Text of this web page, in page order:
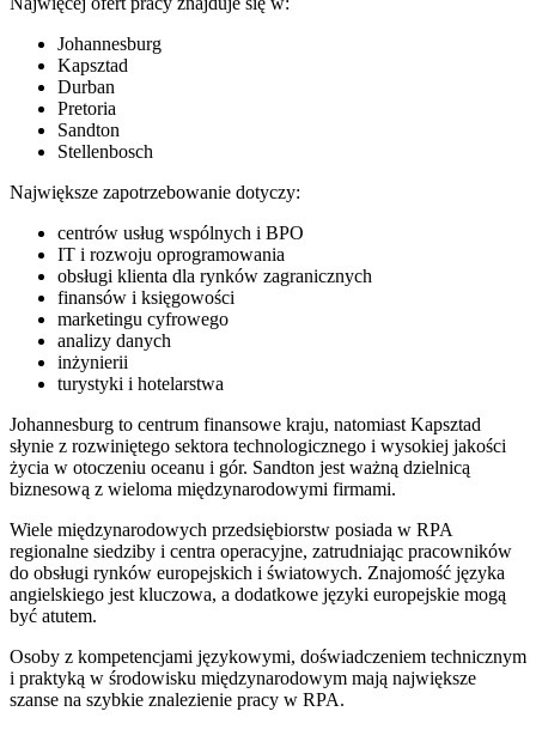
Johannesburg
Kapsztad
Durban
Pretoria
Sandton
Stellenbosch
Największe zapotrzebowanie dotyczy:
centrów usług wspólnych i BPO
IT i rozwoju oprogramowania
obsługi klienta dla rynków zagranicznych
finansów i księgowości
marketingu cyfrowego
analizy danych
inżynierii
turystyki i hotelarstwa
Johannesburg to centrum finansowe kraju, natomiast Kapsztad
słynie z rozwiniętego sektora technologicznego i wysokiej jakości
życia w otoczeniu oceanu i gór. Sandton jest ważną dzielnicą
biznesową z wieloma międzynarodowymi firmami.
Wiele międzynarodowych przedsiębiorstw posiada w RPA
regionalne siedziby i centra operacyjne, zatrudniając pracowników
do obsługi rynków europejskich i światowych. Znajomość języka
angielskiego jest kluczowa, a dodatkowe języki europejskie mogą
być atutem.
Osoby z kompetencjami językowymi, doświadczeniem technicznym
i praktyką w środowisku międzynarodowym mają największe
szanse na szybkie znalezienie pracy w RPA.